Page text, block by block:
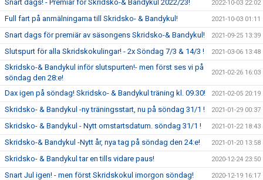
Snart dags! - Premiär för Skridsko-& Bandykul 2022/23! 2022-10-03 22:02
Full fart på anmälningarna till Skridsko- & Bandykul! 2021-10-03 01:11
Snart dags för premiär av säsongens Skridsko-& Bandykul! 2021-09-25 13:39
Slutspurt för alla Skridskokulingar! - 2x Söndag 7/3 & 14/3 ! 2021-03-06 13:48
Skridsko-& Bandykul inför slutspurten!- men först ses vi på
söndag den 28:e!
2021-02-26 16:03
Dax igen på söndag! Skridsko- & Bandykul träning kl. 09.30! 2021-02-05 20:19
Skridsko- & Bandykul -ny träningsstart, nu på söndag 31/1 ! 2021-01-29 00:37
Skridsko- & Bandykul - Nytt omstartsdatum. söndag 31/1 ! 2021-01-22 18:43
Skridsko-& Bandykul -Nytt år, nya tag på söndag den 24:e! 2021-01-20 13:58
Skridsko- & Bandykul tar en tills vidare paus! 2020-12-24 23:50
Snart Jul igen! - men först Skridskokul imorgon söndag! 2020-12-19 16:17